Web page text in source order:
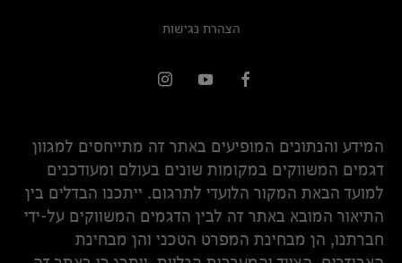
הצהרת נגישות
המידע והנתונים המופיעים באתר זה מתייחסים למגוון
דגמים המשווקים במקומות שונים בעולם ומעודכנים
למועד הבאת המקור הלועדי לתרגום. ייתכנו הבדלים בין
התיאור המובא באתר זה לבין הדגמים המשווקים על-ידי
חברתנו, הן מבחינת המפרט הטכני והן מבחינת